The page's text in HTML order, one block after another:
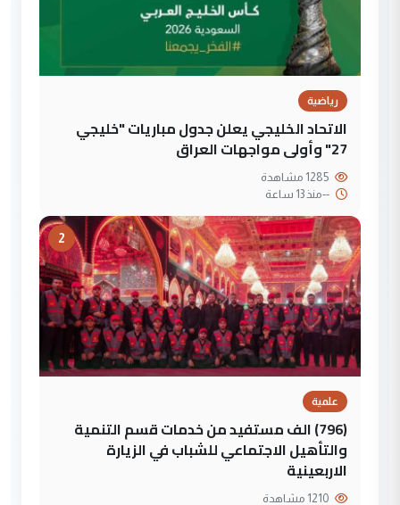
رياضية
الاتحاد الخليجي يعلن جدول مباريات "خليجي
27" وأولى مواجهات العراق
--منذ 13 ساعة
2
علمية
(796) الف مستفيد من خدمات قسم التنمية
والتأهيل الاجتماعي للشباب في الزيارة
الاربعينية